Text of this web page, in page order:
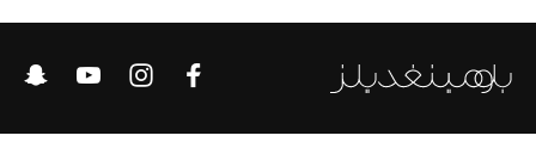
الأطفال
مستلزمات المنزل
المجوهرات